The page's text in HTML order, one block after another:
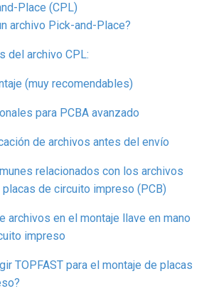
Place (CPL)
archivo Pick-and-Place?
del archivo CPL:
(muy recomendables)
para PCBA avanzado
de archivos antes del envío
relacionados con los archivos
de circuito impreso (PCB)
archivos en el montaje llave en mano
impreso
TOPFAST para el montaje de placas